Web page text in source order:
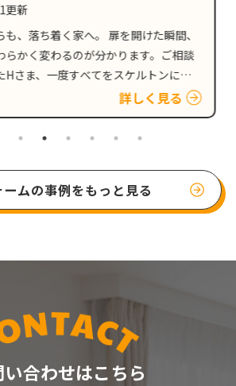
、落ち着く家へ。 扉を開けた瞬間、
かく変わるのが分かります。ご相談
ま、一度すべてをスケルトンにし
装をつくっていきます。床も、壁
いったん手放し、これからの暮ら
リフォ…
詳しく見る
ームの事例をもっと見る
い合わせはこちら